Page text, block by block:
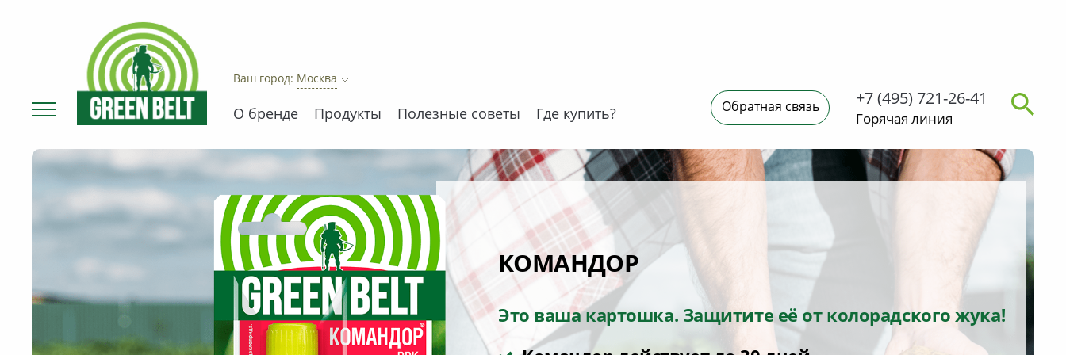
Ваш город: Москва
О бренде Продукты Полезные советы Где купить? Обратная связь +7 (495) 721-26-41
КОМАНДОР
Это ваша картошка. Защитите её от колорадского жука!
МУРАВЬИН
Достали садовые муравьи на грядках?
Время действовать!